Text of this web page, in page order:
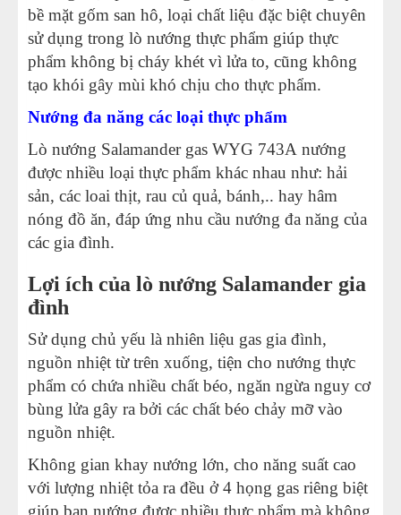
bề mặt gốm san hô, loại chất liệu đặc biệt chuyên
sử dụng trong lò nướng thực phẩm giúp thực
phẩm không bị cháy khét vì lửa to, cũng không
tạo khói gây mùi khó chịu cho thực phẩm.
Nướng đa năng các loại thực phẩm
Lò nướng Salamander gas WYG 743A nướng
được nhiều loại thực phẩm khác nhau như: hải
sản, các loai thịt, rau củ quả, bánh,.. hay hâm
nóng đồ ăn, đáp ứng nhu cầu nướng đa năng của
các gia đình.
Lợi ích của lò nướng Salamander gia
đình
Sử dụng chủ yếu là nhiên liệu gas gia đình,
nguồn nhiệt từ trên xuống, tiện cho nướng thực
phẩm có chứa nhiều chất béo, ngăn ngừa nguy cơ
bùng lửa gây ra bởi các chất béo chảy mỡ vào
nguồn nhiệt.
Không gian khay nướng lớn, cho năng suất cao
với lượng nhiệt tỏa ra đều ở 4 họng gas riêng biệt
giúp bạn nướng được nhiều thực phẩm mà không